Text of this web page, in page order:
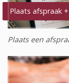
Plaats afspraak +
Plaats een